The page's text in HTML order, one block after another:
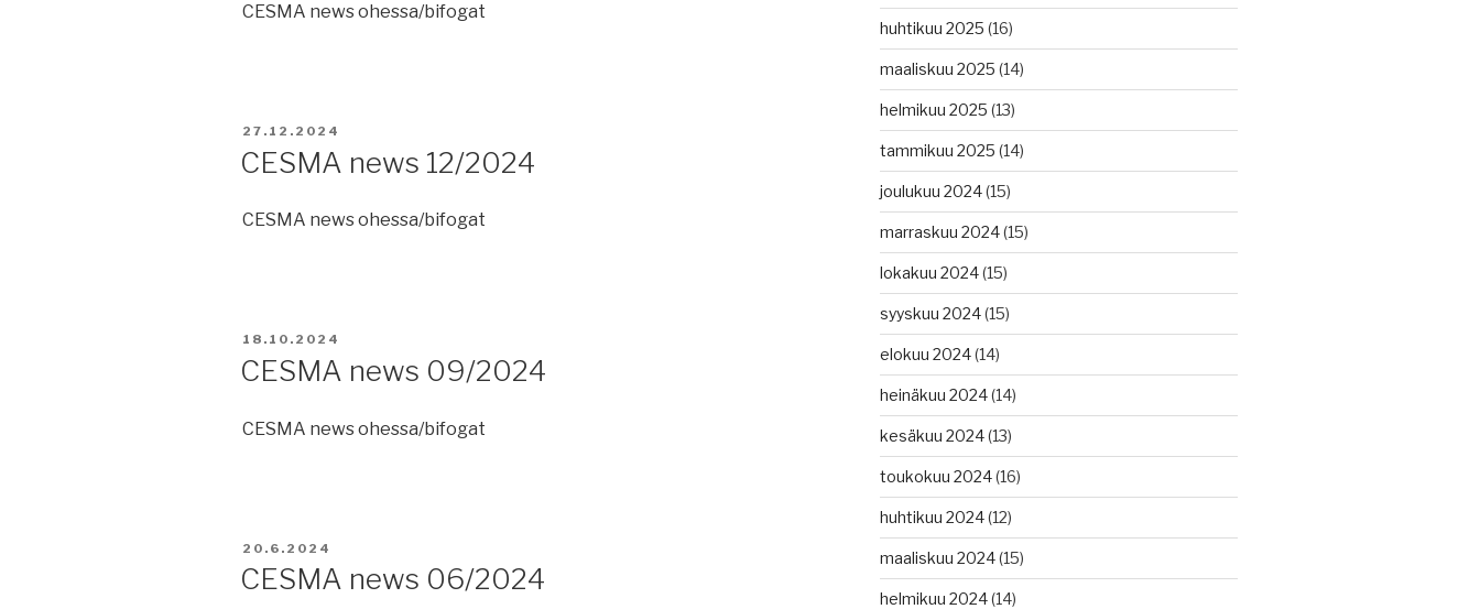
CESMA news ohessa/bifogat
JULKAISTU
27.12.2024
CESMA news 12/2024
CESMA news ohessa/bifogat
JULKAISTU
18.10.2024
CESMA news 09/2024
CESMA news ohessa/bifogat
JULKAISTU
20.6.2024
CESMA news 06/2024
huhtikuu 2025 (16)
maaliskuu 2025 (14)
helmikuu 2025 (13)
tammikuu 2025 (14)
joulukuu 2024(15)
marraskuu 2024(15)
lokakuu 2024(15)
syyskuu 2024(15)
elokuu 2024(14)
heinäkuu 2024(14)
kesäkuu 2024(13)
toukokuu 2024(16)
huhtikuu 2024(12)
maaliskuu 2024(15)
helmikuu 2024(14)